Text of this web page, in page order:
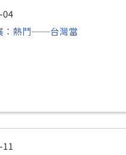
04
：熱鬥──台灣當
11